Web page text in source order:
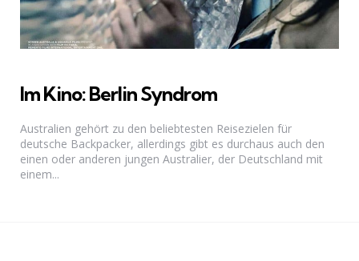
Im Kino: Berlin Syndrom
Australien gehört zu den beliebtesten Reisezielen für
deutsche Backpacker, allerdings gibt es durchaus auch den
einen oder anderen jungen Australier, der Deutschland mit
einem...